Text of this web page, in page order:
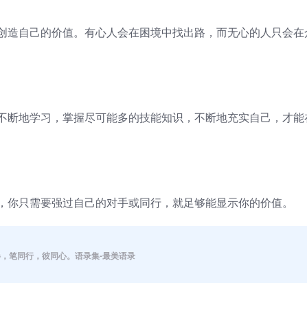
自己的价值。有心人会在困境中找出路，而无心的人只会在
地学习，掌握尽可能多的技能知识，不断地充实自己，才能
只需要强过自己的对手或同行，就足够能显示你的价值。
笔同行，彼同心。语录集-最美语录